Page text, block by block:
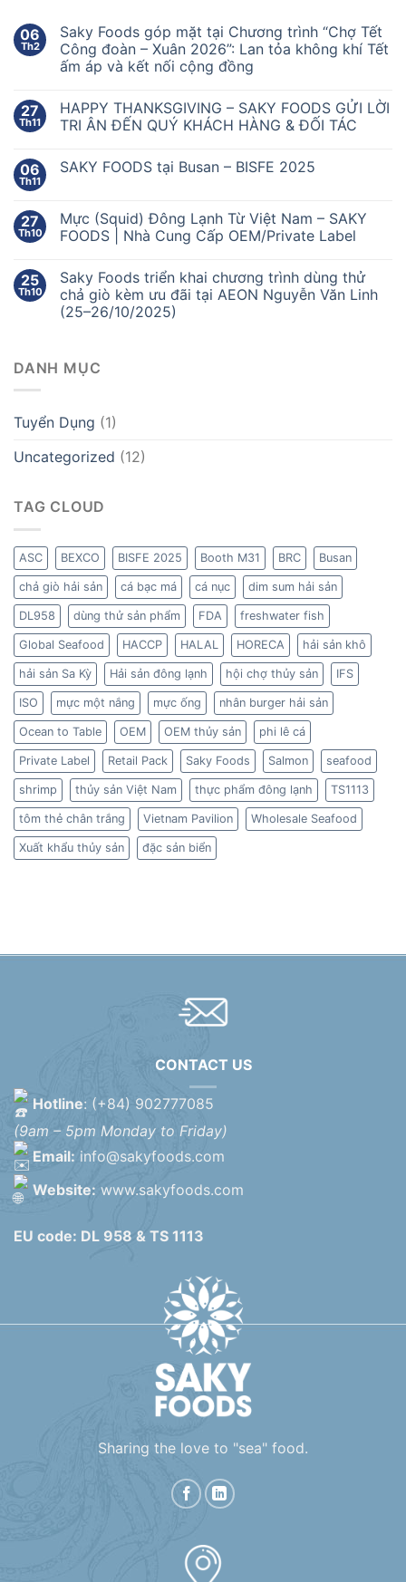
06
Th2
Saky Foods góp mặt tại Chương trình “Chợ Tết
Công đoàn – Xuân 2026”: Lan tỏa không khí Tết
ấm áp và kết nối cộng đồng
27
Th11
HAPPY THANKSGIVING – SAKY FOODS GỬI LỜI
TRI ÂN ĐẾN QUÝ KHÁCH HÀNG & ĐỐI TÁC
06
Th11
SAKY FOODS tại Busan – BISFE 2025
27
Th10
Mực (Squid) Đông Lạnh Từ Việt Nam – SAKY
FOODS | Nhà Cung Cấp OEM/Private Label
25
Th10
Saky Foods triển khai chương trình dùng thử
chả giò kèm ưu đãi tại AEON Nguyễn Văn Linh
(25–26/10/2025)
DANH MỤC
Tuyển Dụng (1)
Uncategorized (12)
TAG CLOUD
ASC BEXCO BISFE 2025 Booth M31 BRC Busan
chả giò hải sản cá bạc má cá nục dim sum hải sản
DL958 dùng thử sản phẩm FDA freshwater fish
Global Seafood HACCP HALAL HORECA hải sản khô
hải sản Sa Kỳ Hải sản đông lạnh hội chợ thủy sản IFS
ISO mực một nắng mực ống nhân burger hải sản
Ocean to Table OEM OEM thủy sản phi lê cá
Private Label Retail Pack Saky Foods Salmon seafood
shrimp thủy sản Việt Nam thực phẩm đông lạnh TS1113
tôm thẻ chân trắng Vietnam Pavilion Wholesale Seafood
Xuất khẩu thủy sản đặc sản biển
CONTACT US
Hotline: (+84) 902777085
(9am – 5pm Monday to Friday)
Email: info@sakyfoods.com
Website: www.sakyfoods.com
EU code: DL 958 & TS 1113
Sharing the love to "sea" food.